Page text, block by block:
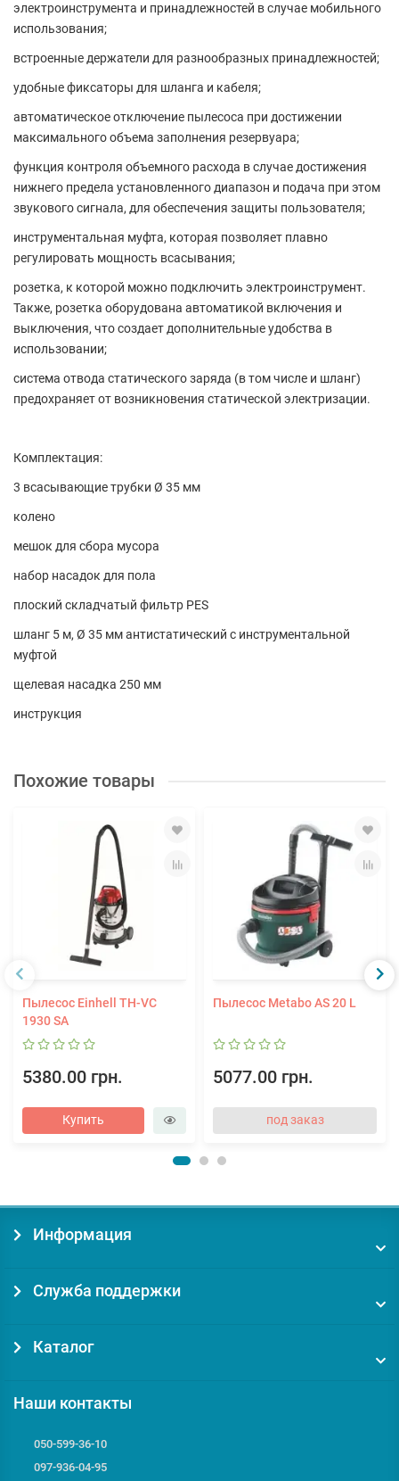
электроинструмента и принадлежностей в случае мобильного
использования;
встроенные держатели для разнообразных принадлежностей;
удобные фиксаторы для шланга и кабеля;
автоматическое отключение пылесоса при достижении
максимального объема заполнения резервуара;
функция контроля объемного расхода в случае достижения
нижнего предела установленного диапазон и подача при этом
звукового сигнала, для обеспечения защиты пользователя;
инструментальная муфта, которая позволяет плавно
регулировать мощность всасывания;
розетка, к которой можно подключить электроинструмент.
Также, розетка оборудована автоматикой включения и
выключения, что создает дополнительные удобства в
использовании;
система отвода статического заряда (в том числе и шланг)
предохраняет от возникновения статической электризации.
Комплектация:
3 всасывающие трубки Ø 35 мм
колено
мешок для сбора мусора
набор насадок для пола
плоский складчатый фильтр PES
шланг 5 м, Ø 35 мм антистатический с инструментальной
муфтой
щелевая насадка 250 мм
инструкция
Похожие товары
Пылесос Einhell TH-VC
1930 SA
5380.00 грн.
Купить
Пылесос Metabo AS 20 L
5077.00 грн.
под заказ
Информация
Служба поддержки
Каталог
Наши контакты
050-599-36-10
097-936-04-95